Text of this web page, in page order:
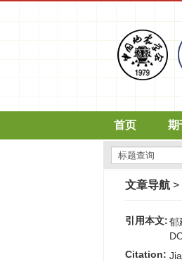
首页 期
文章导航 >
引用本文:郁
Citation: